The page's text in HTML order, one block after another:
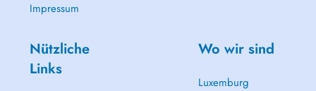
Impressum
Nützliche
Links
Wo wir sind
Luxemburg